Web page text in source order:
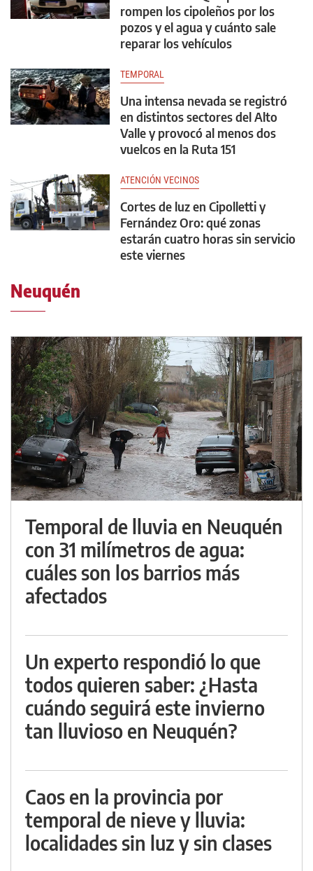
rompen los cipoleños por los
pozos y el agua y cuánto sale
reparar los vehículos
TEMPORAL
Una intensa nevada se registró
en distintos sectores del Alto
Valle y provocó al menos dos
vuelcos en la Ruta 151
ATENCIÓN VECINOS
Cortes de luz en Cipolletti y
Fernández Oro: qué zonas
estarán cuatro horas sin servicio
este viernes
Neuquén
Temporal de lluvia en Neuquén
con 31 milímetros de agua:
cuáles son los barrios más
afectados
Un experto respondió lo que
todos quieren saber: ¿Hasta
cuándo seguirá este invierno
tan lluvioso en Neuquén?
Caos en la provincia por
temporal de nieve y lluvia:
localidades sin luz y sin clases